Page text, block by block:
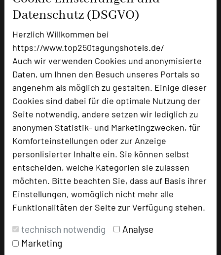
Datenschutz (DSGVO)
Herzlich Willkommen bei
https://www.top250tagungshotels.de/
Auch wir verwenden Cookies und anonymisierte
Daten, um Ihnen den Besuch unseres Portals so
angenehm als möglich zu gestalten. Einige dieser
Cookies sind dabei für die optimale Nutzung der
Seite notwendig, andere setzen wir lediglich zu
anonymen Statistik- und Marketingzwecken, für
Komforteinstellungen oder zur Anzeige
personlisierter Inhalte ein. Sie können selbst
entscheiden, welche Kategorien sie zulassen
möchten. Bitte beachten Sie, dass auf Basis ihrer
Einstellungen, womöglich nicht mehr alle
Funktionalitäten der Seite zur Verfügung stehen.
technisch notwendig
Analyse
Marketing
Tagungsleiter
Tagungsteilnehmer
Hotel bewerten
Hoteldaten
Max. Tagungskapazität (Personen)
U-Form
Parlamentarisch
Reihenbestuhlung
Ausstellungsfläche
Doppelzimmer
Appartements
Juniorsuite